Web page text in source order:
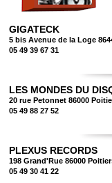
GIGATECK
5 bis Avenue de la Loge
05 49 39 67 31
LES MONDES DU
20 rue Petonnet 86000
05 49 88 27 52
PLEXUS RECORDS
198 Grand'Rue 86000
05 49 30 41 22